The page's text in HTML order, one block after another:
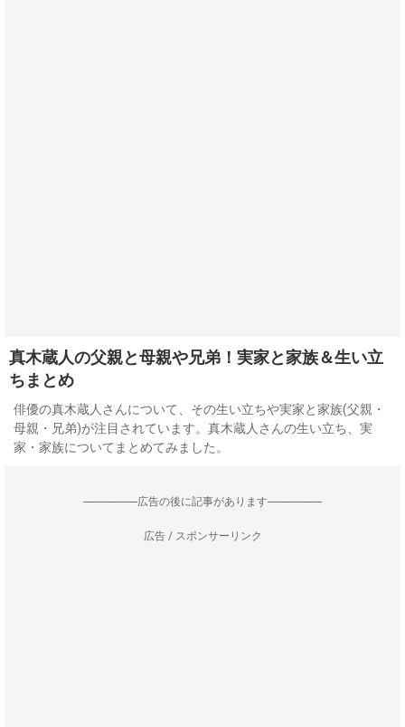
真木蔵人の父親と母親や兄弟！実家と家族＆生い立
ちまとめ
俳優の真木蔵人さんについて、その生い立ちや実家と家族(父親・
母親・兄弟)が注目されています。真木蔵人さんの生い立ち、実
家・家族についてまとめてみました。
--------------------広告の後に記事があります--------------------
広告 / スポンサーリンク